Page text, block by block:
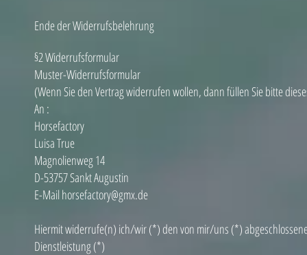
Ende der Widerrufsbelehrung
§2 Widerrufsformular
Muster-Widerrufsformular
(Wenn Sie den Vertrag widerrufen wollen, dann füllen Sie bitte
An :
Horsefactory
Luisa True
Magnolienweg 14
D-53757 Sankt Augustin
E-Mail horsefactory@gmx.de
Hiermit widerrufe(n) ich/wir (*) den von mir/uns (*)
Dienstleistung (*)